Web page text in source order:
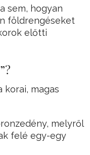
sem, hogyan
földrengéseket
előtti
korai, magas
melyről
felé egy-egy